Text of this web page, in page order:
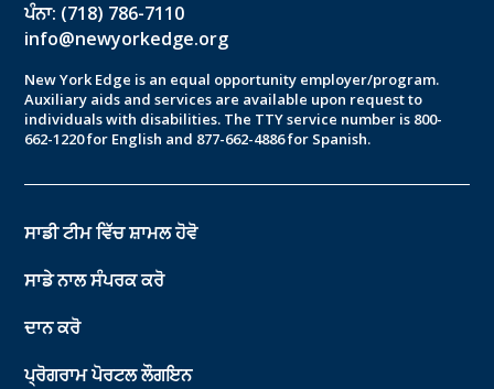
ਪੰਨਾ: (718) 786-7110
info@newyorkedge.org
New York Edge is an equal opportunity employer/program.
Auxiliary aids and services are available upon request to
individuals with disabilities. The TTY service number is 800-
662-1220 for English and 877-662-4886 for Spanish.
ਸਾਡੀ ਟੀਮ ਵਿੱਚ ਸ਼ਾਮਲ ਹੋਵੋ
ਸਾਡੇ ਨਾਲ ਸੰਪਰਕ ਕਰੋ
ਦਾਨ ਕਰੋ
ਪ੍ਰੋਗਰਾਮ ਪੋਰਟਲ ਲੌਗਇਨ